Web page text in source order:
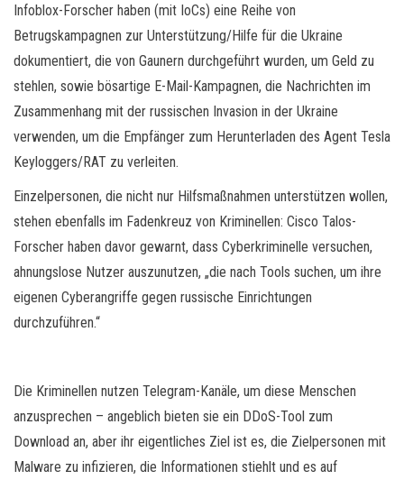
Infoblox-Forscher haben (mit IoCs) eine Reihe von
Betrugskampagnen zur Unterstützung/Hilfe für die Ukraine
dokumentiert, die von Gaunern durchgeführt wurden, um Geld zu
stehlen, sowie bösartige E-Mail-Kampagnen, die Nachrichten im
Zusammenhang mit der russischen Invasion in der Ukraine
verwenden, um die Empfänger zum Herunterladen des Agent Tesla
Keyloggers/RAT zu verleiten.
Einzelpersonen, die nicht nur Hilfsmaßnahmen unterstützen wollen,
stehen ebenfalls im Fadenkreuz von Kriminellen: Cisco Talos-
Forscher haben davor gewarnt, dass Cyberkriminelle versuchen,
ahnungslose Nutzer auszunutzen, „die nach Tools suchen, um ihre
eigenen Cyberangriffe gegen russische Einrichtungen
durchzuführen.“
Die Kriminellen nutzen Telegram-Kanäle, um diese Menschen
anzusprechen – angeblich bieten sie ein DDoS-Tool zum
Download an, aber ihr eigentliches Ziel ist es, die Zielpersonen mit
Malware zu infizieren, die Informationen stiehlt und es auf